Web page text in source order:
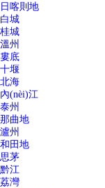
日喀則地
白城
桂城
溫州
婁底
十堰
北海
內(nèi)江
泰州
那曲地
瀘州
和田地
思茅
黔江
荔灣